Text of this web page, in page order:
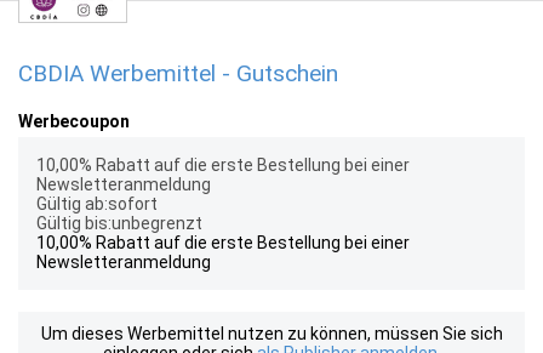
CBDIA Werbemittel - Gutschein
Werbecoupon
10,00% Rabatt auf die erste Bestellung bei einer
Newsletteranmeldung
Gültig ab:sofort
Gültig bis:unbegrenzt
10,00% Rabatt auf die erste Bestellung bei einer
Newsletteranmeldung
Um dieses Werbemittel nutzen zu können, müssen Sie sich